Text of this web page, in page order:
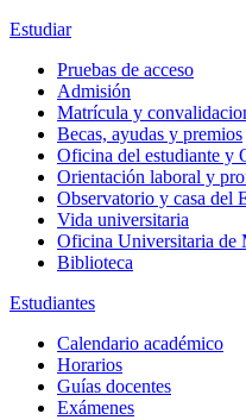
Estudiar
Pruebas de acceso
Admisión
Matrícula y
Becas, ayudas y premios
Oficina del estudiante y
Orientación laboral y
Observatorio y casa del
Vida universitaria
Oficina Universitaria de
Biblioteca
Estudiantes
Calendario académico
Horarios
Guías docentes
Exámenes